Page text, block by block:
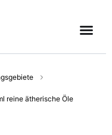
reine ätherische Öle